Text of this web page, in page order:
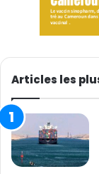
Articles les